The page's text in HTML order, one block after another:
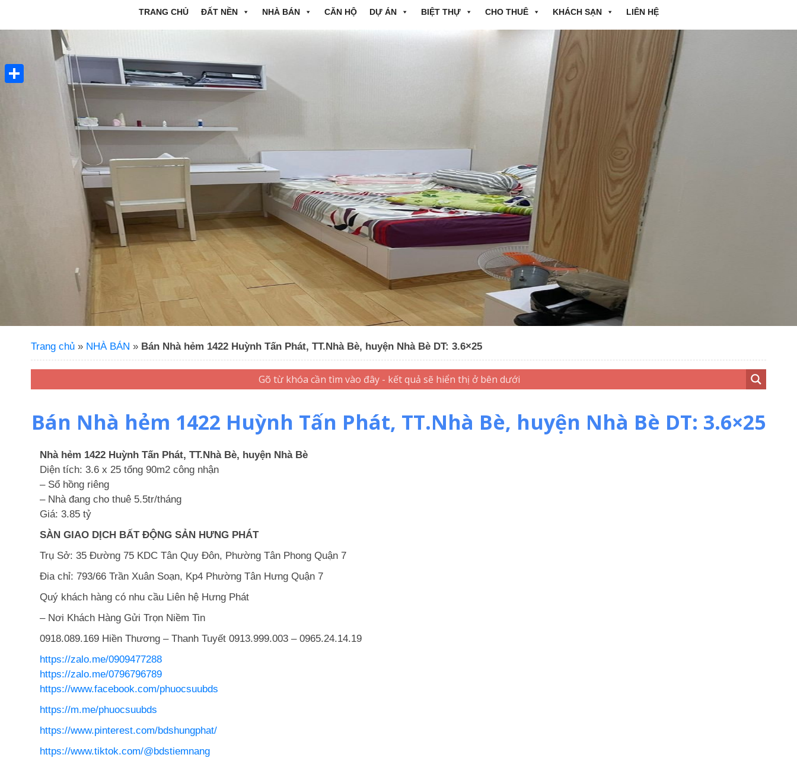
TRANG CHỦ ĐẤT NỀN NHÀ BÁN CĂN HỘ DỰ ÁN BIỆT THỰ CHO THUÊ KHÁCH SẠN LIÊN HỆ
Trang chủ » NHÀ BÁN » Bán Nhà hẻm 1422 Huỳnh Tấn Phát, TT.Nhà Bè, huyện Nhà Bè DT: 3.6×25
Bán Nhà hẻm 1422 Huỳnh Tấn Phát, TT.Nhà Bè, huyện Nhà Bè DT: 3.6×25
Nhà hẻm 1422 Huỳnh Tấn Phát, TT.Nhà Bè, huyện Nhà Bè
Diện tích: 3.6 x 25 tổng 90m2 công nhận
– Sổ hồng riêng
– Nhà đang cho thuê 5.5tr/tháng
Giá: 3.85 tỷ
SÀN GIAO DỊCH BẤT ĐỘNG SẢN HƯNG PHÁT
Trụ Sở: 35 Đường 75 KDC Tân Quy Đôn, Phường Tân Phong Quận 7
Đia chỉ: 793/66 Trần Xuân Soạn, Kp4 Phường Tân Hưng Quận 7
Quý khách hàng có nhu cầu Liên hệ Hưng Phát
– Nơi Khách Hàng Gửi Trọn Niềm Tin
0918.089.169 Hiền Thương – Thanh Tuyết 0913.999.003 – 0965.24.14.19
https://zalo.me/0909477288
https://zalo.me/0796796789
https://www.facebook.com/phuocsuubds
https://m.me/phuocsuubds
https://www.pinterest.com/bdshungphat/
https://www.tiktok.com/@bdstiemnang